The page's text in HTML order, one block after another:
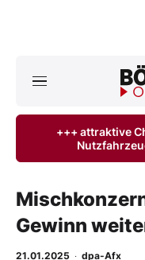
ktuelle
Anlageprodukte
Finanz-Check
+++ attraktive
Gewinn
21.01.2025 · dpa-Afx